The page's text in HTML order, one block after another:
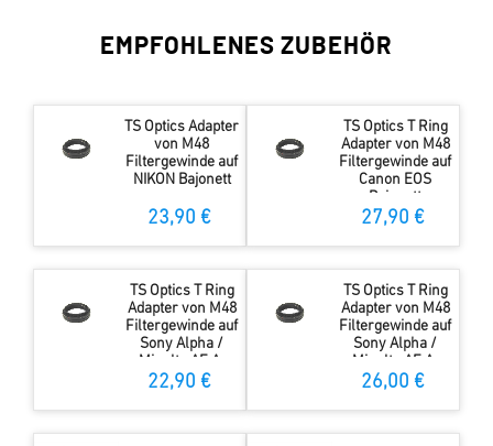
EMPFOHLENES ZUBEHÖR
TS Optics Adapter
von M48
Filtergewinde auf
NIKON Bajonett
23,90 €
TS Optics T Ring
Adapter von M48
Filtergewinde auf
Canon EOS
Bajonett
27,90 €
TS Optics T Ring
Adapter von M48
Filtergewinde auf
Sony Alpha /
Minolta AF A-
Bajonett
22,90 €
TS Optics T Ring
Adapter von M48
Filtergewinde auf
Sony Alpha /
Minolta AF A-
Bajonett
26,00 €